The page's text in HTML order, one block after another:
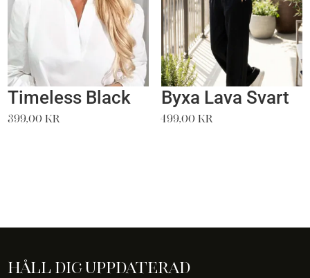
Timeless Black
399,00kr
Byxa Lava Svart
499,00 kr
Håll dig uppdaterad